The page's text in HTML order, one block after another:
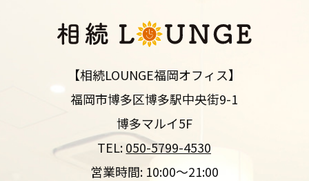
【相続LOUNGE福岡オフィス】
福岡市博多区博多駅中央街9-1
博多マルイ5F
TEL:050-5799-4530
営業時間: 10:00～21:00